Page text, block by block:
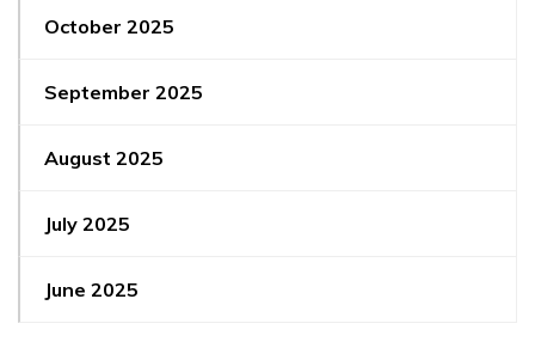
October 2025
September 2025
August 2025
July 2025
June 2025